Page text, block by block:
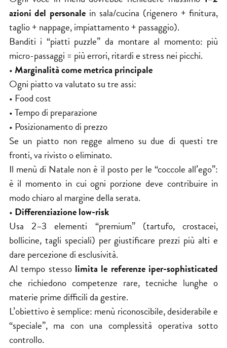
azioni del personale in sala/cucina (rigenero + finitura,
taglio + nappage, impiattamento + passaggio).
Banditi i “piatti puzzle” da montare al momento: più
micro-passaggi = più errori, ritardi e stress nei picchi.
• Marginalità come metrica principale
Ogni piatto va valutato su tre assi:
• Food cost
• Tempo di preparazione
• Posizionamento di prezzo
Se un piatto non regge almeno su due di questi tre
fronti, va rivisto o eliminato.
Il menù di Natale non è il posto per le “coccole all’ego”:
è il momento in cui ogni porzione deve contribuire in
modo chiaro al margine della serata.
• Differenziazione low-risk
Usa 2–3 elementi “premium” (tartufo, crostacei,
bollicine, tagli speciali) per giustificare prezzi più alti e
dare percezione di esclusività.
Al tempo stesso limita le referenze iper-sophisticated
che richiedono competenze rare, tecniche lunghe o
materie prime difficili da gestire.
L’obiettivo è semplice: menù riconoscibile, desiderabile e
“speciale”, ma con una complessità operativa sotto
controllo.